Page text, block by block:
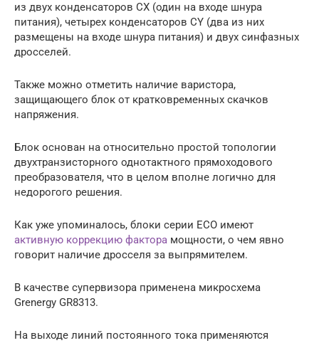
из двух конденсаторов CX (один на входе шнура
питания), четырех конденсаторов CY (два из них
размещены на входе шнура питания) и двух синфазных
дросселей.
Также можно отметить наличие варистора,
защищающего блок от кратковременных скачков
напряжения.
Блок основан на относительно простой топологии
двухтранзисторного однотактного прямоходового
преобразователя, что в целом вполне логично для
недорогого решения.
Как уже упоминалось, блоки серии ECO имеют
активную коррекцию фактора мощности, о чем явно
говорит наличие дросселя за выпрямителем.
В качестве супервизора применена микросхема
Grenergy GR8313.
На выходе линий постоянного тока применяются